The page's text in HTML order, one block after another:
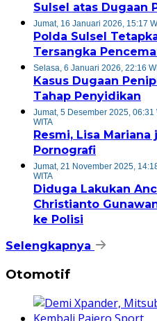
Sulsel atas Dugaan
Jumat, 16 Januari 2026, 15:17
Polda Sulsel
Tersangka
Selasa, 6 Januari 2026, 22:16
Kasus Dugaan
Tahap Penyidikan
Jumat, 5 Desember 2025, 06:31
WITA
Resmi, Lisa
Pornografi
Jumat, 21 November 2025,
WITA
Diduga Lakukan
Christianto
ke Polisi
Selengkapnya
Otomotif